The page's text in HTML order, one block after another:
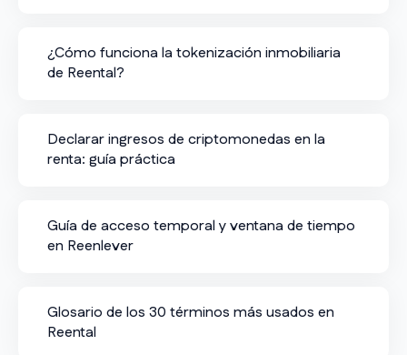
¿Cómo funciona la tokenización inmobiliaria
de Reental?
Declarar ingresos de criptomonedas en la
renta: guía práctica
Guía de acceso temporal y ventana de tiempo
en Reenlever
Glosario de los 30 términos más usados en
Reental